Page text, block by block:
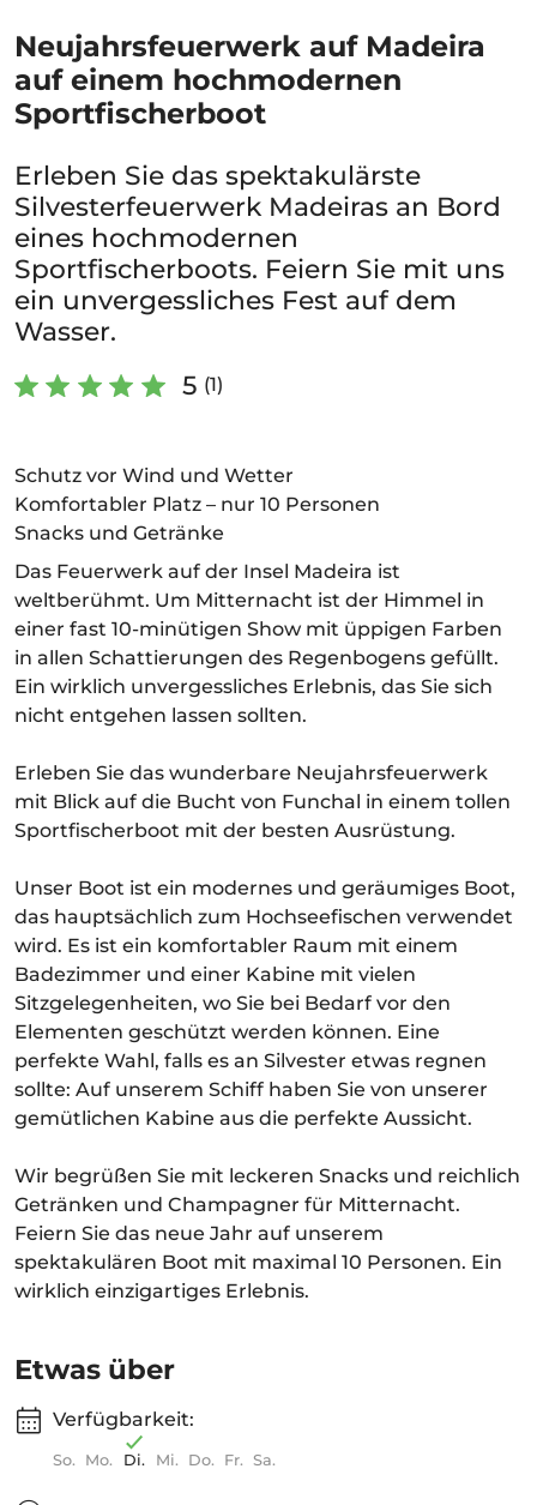
Neujahrsfeuerwerk auf Madeira
auf einem hochmodernen
Sportfischerboot
Erleben Sie das spektakulärste
Silvesterfeuerwerk Madeiras an Bord
eines hochmodernen
Sportfischerboots. Feiern Sie mit uns
ein unvergessliches Fest auf dem
Wasser.
5 (1)
Schutz vor Wind und Wetter
Komfortabler Platz – nur 10 Personen
Snacks und Getränke
Das Feuerwerk auf der Insel Madeira ist
weltberühmt. Um Mitternacht ist der Himmel in
einer fast 10-minütigen Show mit üppigen Farben
in allen Schattierungen des Regenbogens gefüllt.
Ein wirklich unvergessliches Erlebnis, das Sie sich
nicht entgehen lassen sollten.
Erleben Sie das wunderbare Neujahrsfeuerwerk
mit Blick auf die Bucht von Funchal in einem tollen
Sportfischerboot mit der besten Ausrüstung.
Unser Boot ist ein modernes und geräumiges Boot,
das hauptsächlich zum Hochseefischen verwendet
wird. Es ist ein komfortabler Raum mit einem
Badezimmer und einer Kabine mit vielen
Sitzgelegenheiten, wo Sie bei Bedarf vor den
Elementen geschützt werden können. Eine
perfekte Wahl, falls es an Silvester etwas regnen
sollte: Auf unserem Schiff haben Sie von unserer
gemütlichen Kabine aus die perfekte Aussicht.
Wir begrüßen Sie mit leckeren Snacks und reichlich
Getränken und Champagner für Mitternacht.
Feiern Sie das neue Jahr auf unserem
spektakulären Boot mit maximal 10 Personen. Ein
wirklich einzigartiges Erlebnis.
Etwas über
Verfügbarkeit:
So. Mo. Di. Mi. Do. Fr. Sa.